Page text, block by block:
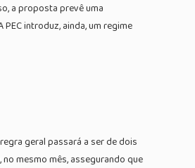
a proposta prevê uma
introduz, ainda, um regime
geral passará a ser de dois
mesmo mês, assegurando que